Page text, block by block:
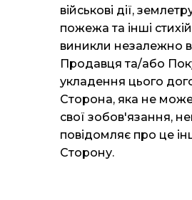
військові дії,
пожежа та інші
виникли незалежно
Продавця та/або
укладення цього
Сторона, яка не
свої зобов'язання,
повідомляє про це
Сторону.